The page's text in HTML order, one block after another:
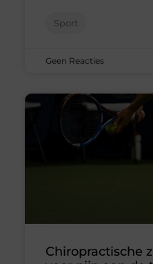
Sport
Geen Reacties
Chiropractische